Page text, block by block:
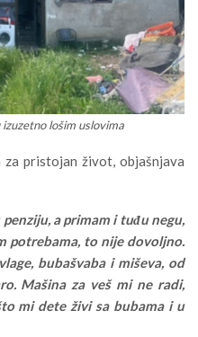
izuzetno lošim uslovima
za pristojan život, objašnjava
a primam i tuđu negu,
potrebama, to nije dovoljno.
bubašvaba i miševa, od
Mašina za veš mi ne radi,
mi dete živi sa bubama i u